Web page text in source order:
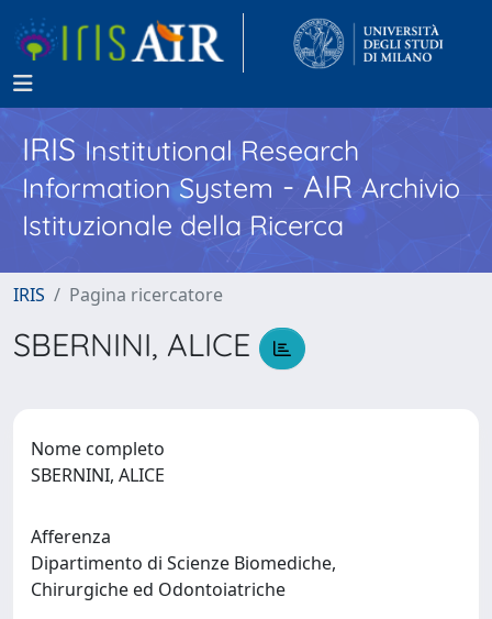
IRISInstitutional Research
Information System - AIR Archivio
Istituzionale della Ricerca
IRIS Pagina ricercatore
SBERNINI, ALICE
Nome completo
SBERNINI, ALICE
Afferenza
Dipartimento di Scienze Biomediche,
Chirurgiche ed Odontoiatriche